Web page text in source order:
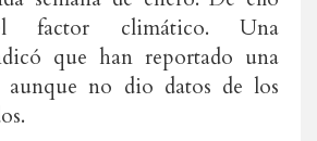
factor climático. Una
que han reportado una
aunque no dio datos de los